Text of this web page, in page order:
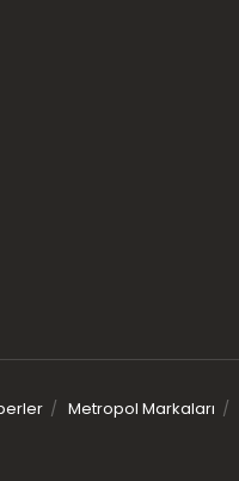
Metropol Markaları